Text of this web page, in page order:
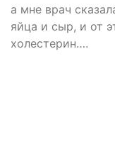
а мне врач
яйца и сыр, и от
холестерин….